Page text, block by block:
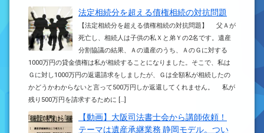
法定相続分を超える債権相続の対抗問題
【法定相続分を超える債権相続の対抗問題】 父Ａが
死亡し、相続人は子供の私Ｘと弟Ｙの2名です。遺産
分割協議の結果、Ａの遺産のうち、ＡのＧに対する
1000万円の貸金債権は私が相続することになりました。そこで、私は
Ｇに対し1000万円の返還請求をしましたが、Ｇは全額私が相続したの
かどうかわからないと言って500万円しか返還してくれません。 私が
残り500万円を請求するために […]
【動画】大阪司法書士会から講師依頼！
テーマは遺産承継業務 静岡モデル。つい